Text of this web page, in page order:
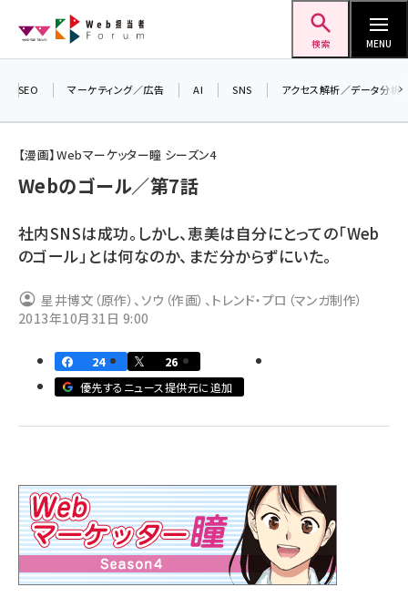
ン
検索 MENU
ai (2820)
note (2322)
z世代 (1629)
SEO マーケティング／広告 AI SNS アクセス解析／データ分析
【漫画】Webマーケッター瞳 シーズン4
Webのゴール／第7話
社内SNSは成功。しかし、恵美は自分にとっての「Web
のゴール」とは何なのか、まだ分からずにいた。
星井博文（原作）、ソウ（作画）、トレンド・プロ（マンガ制作）
2013年10月31日 9:00
24
26
優先するニュース提供元に追加
＼ 8
生成